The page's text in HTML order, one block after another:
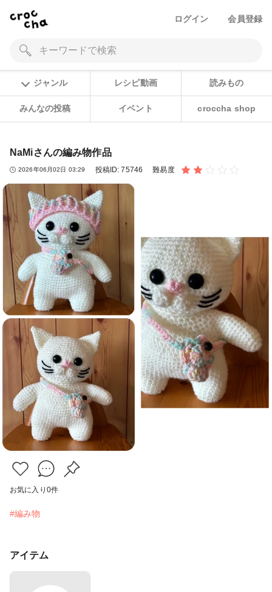
ログイン 会員登録
ジャンル レシピ動画 読みもの
みんなの投稿 イベント croccha shop
NaMiさんの編み物作品
2026年06月02日 03:29 投稿ID:75746 難易度
お気に入り 0件
#編み物
アイテム